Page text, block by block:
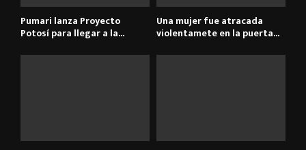
Pumari lanza Proyecto
Potosí para llegar a la...
Una mujer fue atracada
violentamete en la puerta...